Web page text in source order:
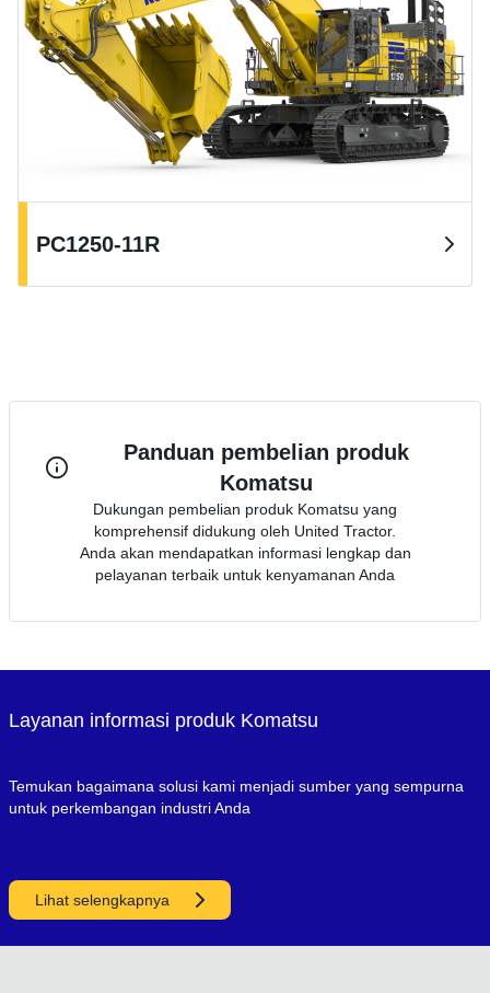
PC1250-11R
Panduan pembelian produk
Komatsu
Dukungan pembelian produk Komatsu yang
komprehensif didukung oleh United Tractor.
Anda akan mendapatkan informasi lengkap dan
pelayanan terbaik untuk kenyamanan Anda
Layanan informasi produk Komatsu
Temukan bagaimana solusi kami menjadi sumber yang sempurna
untuk perkembangan industri Anda
Lihat selengkapnya